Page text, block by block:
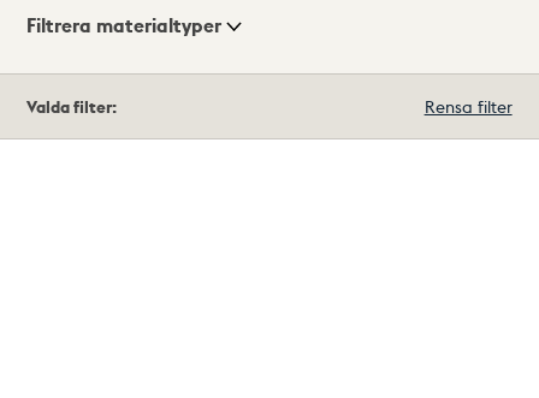
Visningsläge
Filtrera materialtyper
träffar
Valda filter: Rensa filter